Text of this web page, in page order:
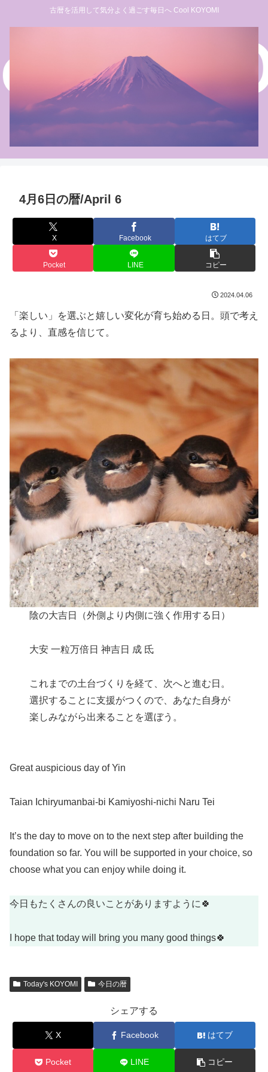
古暦を活用して気分よく過ごす毎日へ Cool KOYOMI
4月6日の暦/April 6
X Facebook はてブ
Pocket LINE コピー
2024.04.06
「楽しい」を選ぶと嬉しい変化が育ち始める日。頭で考え
るより、直感を信じて。
陰の大吉日（外側より内側に強く作用する日）
大安 一粒万倍日 神吉日 成 氐
これまでの土台づくりを経て、次へと進む日。
選択することに支援がつくので、あなた自身が
楽しみながら出来ることを選ぼう。
Great auspicious day of Yin
Taian Ichiryumanbai-bi Kamiyoshi-nichi Naru Tei
It’s the day to move on to the next step after building the
foundation so far. You will be supported in your choice, so
choose what you can enjoy while doing it.
今日もたくさんの良いことがありますように🍀
I hope that today will bring you many good things🍀
Today's KOYOMI 今日の暦
シェアする
X Facebook はてブ
Pocket LINE コピー